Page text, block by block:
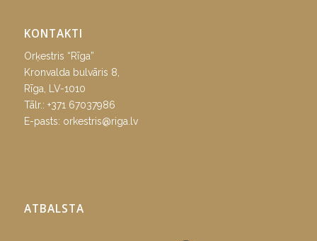
KONTAKTI
Orķestris “Rīga”
Kronvalda bulvāris 8,
Rīga, LV-1010
Tālr.: +371 67037986
E-pasts: orkestris@riga.lv
ATBALSTA